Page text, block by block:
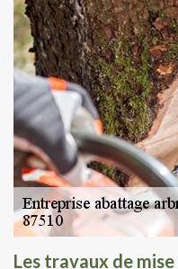
Les travaux de